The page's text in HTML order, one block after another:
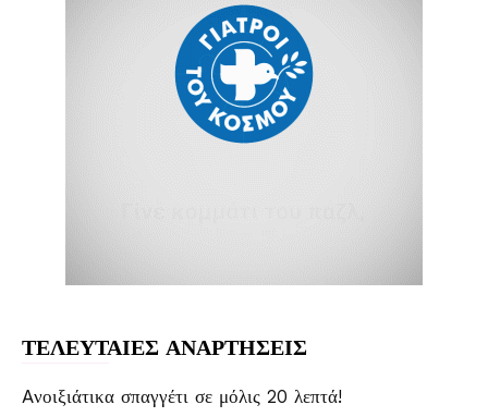
ΤΕΛΕΥΤΑΙΕΣ ΑΝΑΡΤΗΣΕΙΣ
Aνοιξιάτικα σπαγγέτι σε μόλις 20 λεπτά!